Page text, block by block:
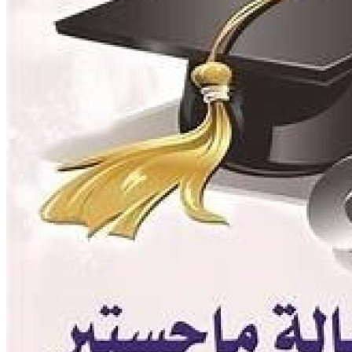
وحدات التطوير بالكلية
وحدة ضمان الجودة
عن الوحدة
أنشطة الوحدة
الهيكل الادارى للوحدة
رسالة و أهداف الوحدة
سياسة الجودة المتكاملة
وحدة الخدمات الإلكترونية
التعليم الإلكترونى
وحدة التعليم الإلكترونى
التسجيل فى وحدة التعليم الالكترونى
المراكز ذات الطابع الخاص
مركز إستصلاح وتنمية الأراضى الصحراوية
مركز بحوث ودراسات التنمية الريفية (CRDRS)
مركز تكنولوجيا الإنتاج الزراعي